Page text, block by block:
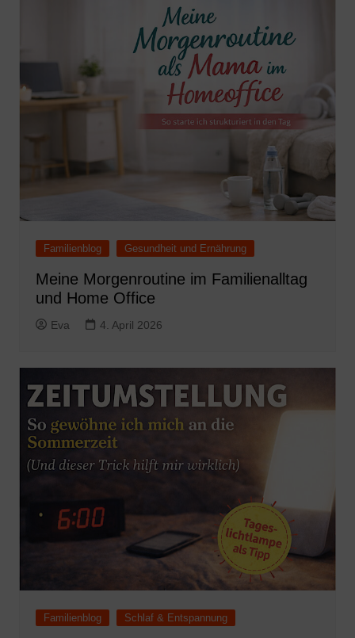
Familienblog Gesundheit und Ernährung
Meine Morgenroutine im Familienalltag
und Home Office
Eva 4. April 2026
Familienblog Schlaf & Entspannung